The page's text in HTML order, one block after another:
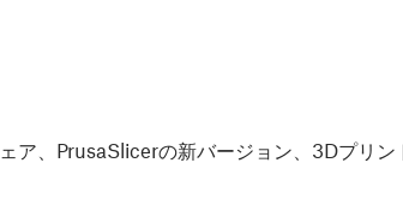
ア、PrusaSlicerの新バージョン、3Dプリ